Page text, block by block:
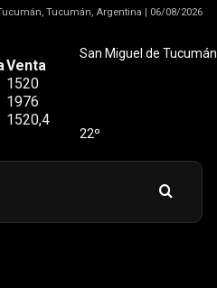
Tucumán, Argentina | 06/08/2026
Venta
1520
1976
1520,4
San Miguel de Tucumán
22º